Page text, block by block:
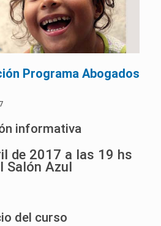
Programa Abogados
informativa
de 2017 a las 19 hs
Salón Azul
del curso